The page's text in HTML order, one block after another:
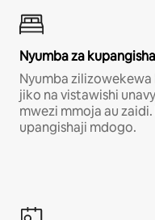
Nyumba za
Nyumba
jiko na vistawishi
mwezi mmoja au
upangishaji mdogo.